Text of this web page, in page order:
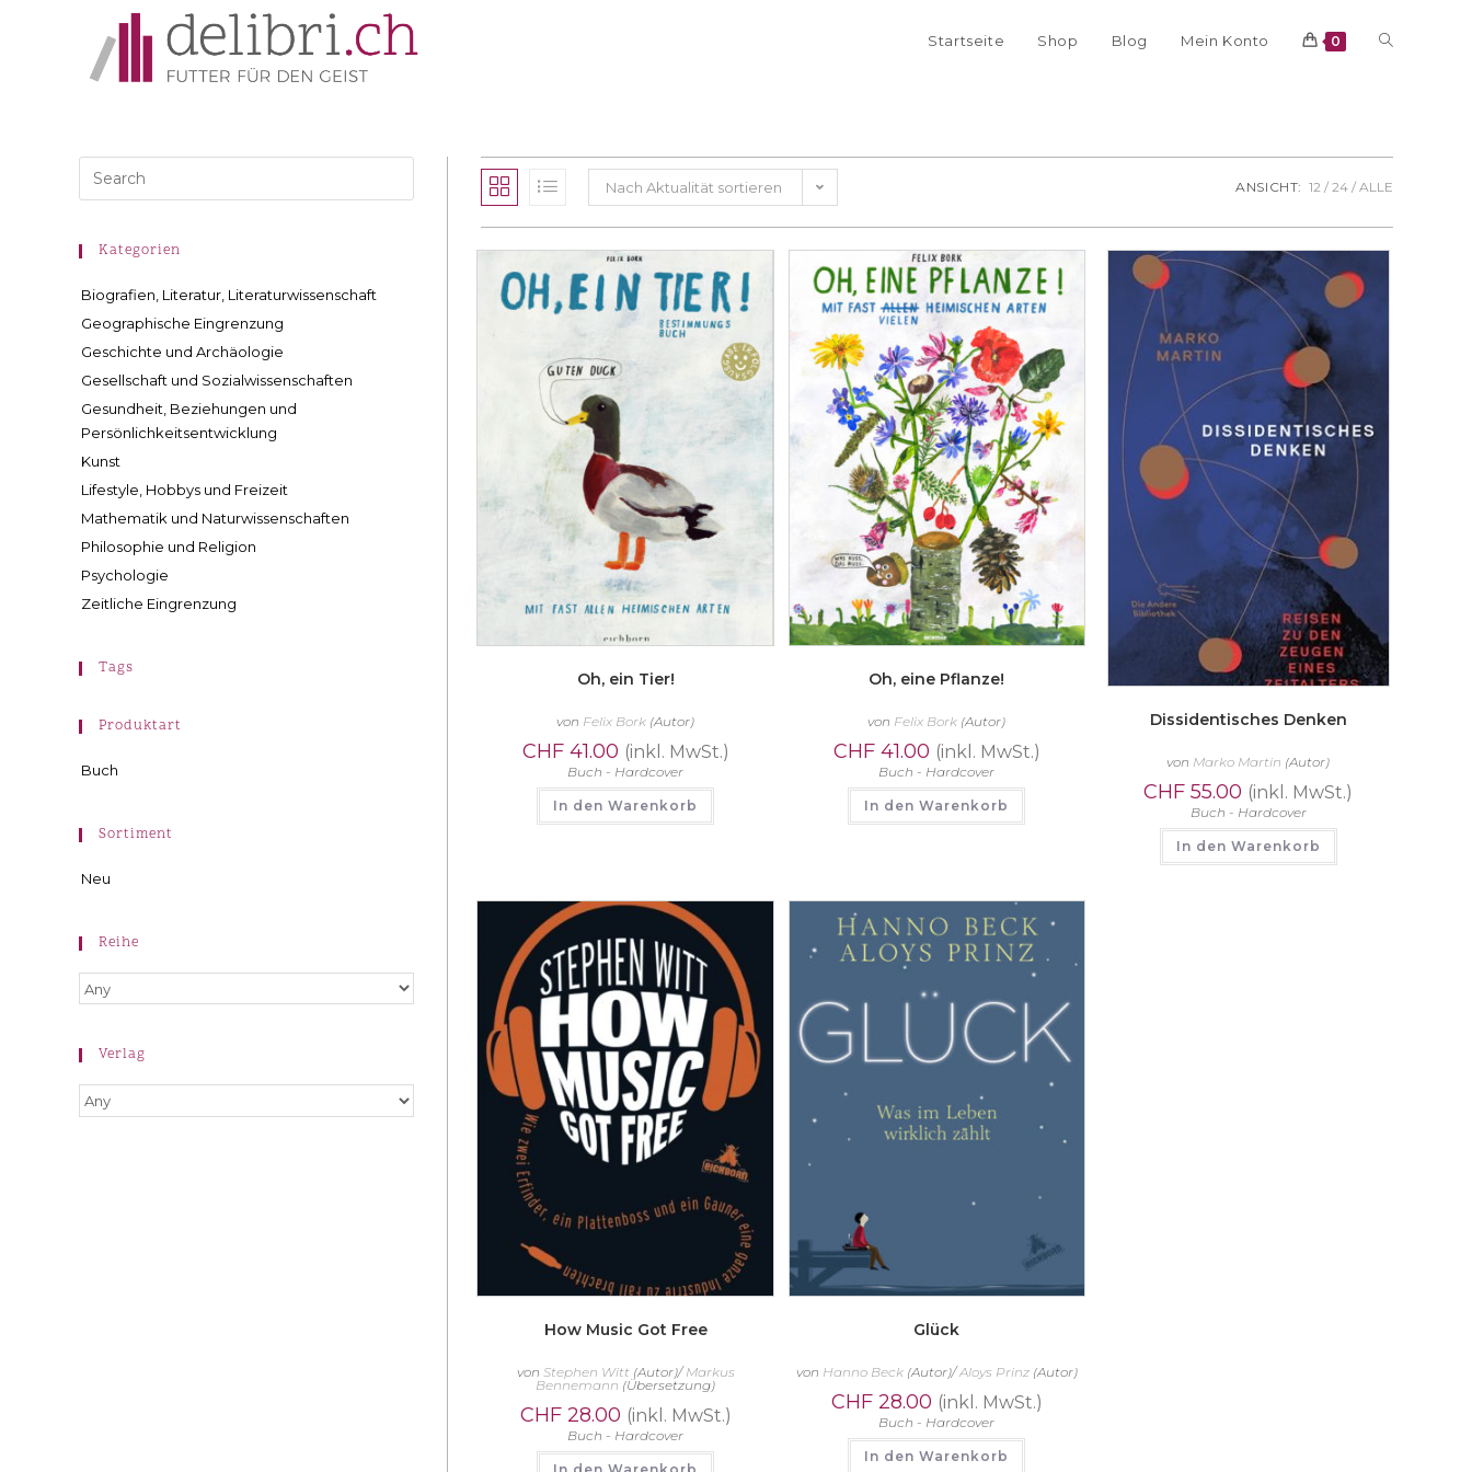
Startseite Shop Blog Mein Konto 0
Nach Aktualität sortieren ANSICHT: 12 24 ALLE
Oh, ein Tier!
von Felix Bork (Autor)
CHF41.00 (inkl. MwSt.)
Buch - Hardcover
In den Warenkorb
Oh, eine Pflanze!
von Felix Bork (Autor)
CHF41.00 (inkl. MwSt.)
Buch - Hardcover
In den Warenkorb
Dissidentisches Denken
von Marko Martin (Autor)
CHF 55.00 (inkl. MwSt.)
Buch - Hardcover
In den Warenkorb
How Music Got Free
von Stephen Witt(Autor)/Markus
Bennemann (Übersetzung)
CHF28.00 (inkl. MwSt.)
Buch - Hardcover
Glück
von Hanno Beck(Autor)/Aloys Prinz(Autor)
CHF28.00 (inkl. MwSt.)
Buch - Hardcover
In den Warenkorb
Kategorien
Biografien, Literatur, Literaturwissenschaft
Geographische Eingrenzung
Geschichte und Archäologie
Gesellschaft und Sozialwissenschaften
Gesundheit, Beziehungen und
Persönlichkeitsentwicklung
Kunst
Lifestyle, Hobbys und Freizeit
Mathematik und Naturwissenschaften
Philosophie und Religion
Psychologie
Zeitliche Eingrenzung
Tags
Produktart
Buch
Sortiment
Neu
Reihe
Verlag